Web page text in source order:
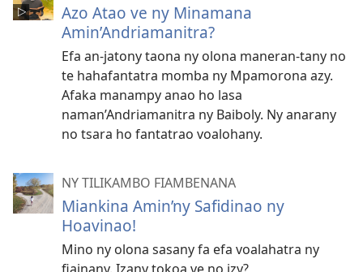
Azo Atao ve ny Minamana
Amin’Andriamanitra?
Efa an-jatony taona ny olona maneran-tany no
te hahafantatra momba ny Mpamorona azy.
Afaka manampy anao ho lasa
naman’Andriamanitra ny Baiboly. Ny anarany
no tsara ho fantatrao voalohany.
NY TILIKAMBO FIAMBENANA
Miankina Amin’ny Safidinao ny
Hoavinao!
Mino ny olona sasany fa efa voalahatra ny